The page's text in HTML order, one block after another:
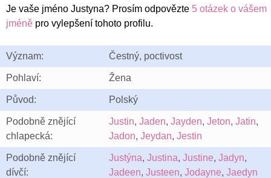
Je vaše jméno Justyna? Prosím odpovězte 5 otázek o vášem
jméně pro vylepšení tohoto profilu.
Význam: Čestný, poctivost
Pohlaví: Žena
Původ: Polský
Podobně znějící
chlapecká:
Justin, Jaden, Jayden, Jeton, Jatin,
Jadon, Jeydan, Jestin
Podobně znějící
dívčí:
Justýna, Justina, Justine, Jadyn,
Jadeen, Justeen, Jodayne, Jaedyn